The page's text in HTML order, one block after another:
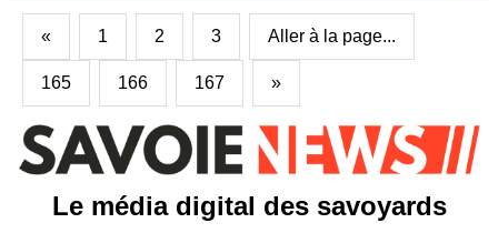
« 1 2 3 Aller à la page...
165 166 167 »
Le média digital des savoyards